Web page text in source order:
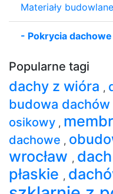
Materiały budowlane
- Pokrycia dachowe
Popularne tagi
dachy z wióra ,
budowa dachów
osikowy ,
dachowe ,
wrocław ,
płaskie ,